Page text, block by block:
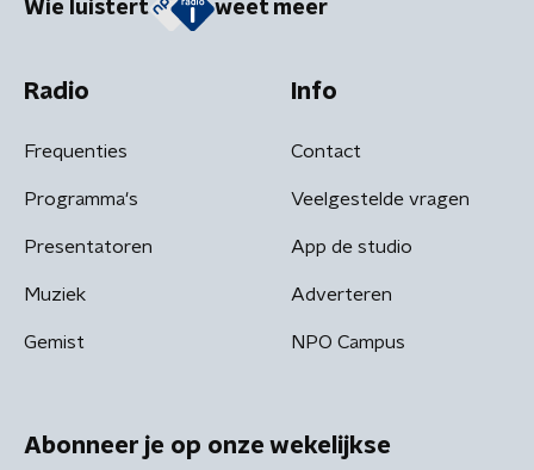
Wie luistert weet meer
Radio
Frequenties
Programma's
Presentatoren
Muziek
Gemist
Info
Contact
Veelgestelde vragen
App de studio
Adverteren
NPO Campus
Abonneer je op onze wekelijkse